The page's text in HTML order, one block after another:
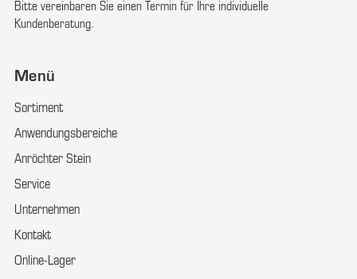
Bitte vereinbaren Sie einen Termin für Ihre individuelle
Kundenberatung.
Menü
Sortiment
Anwendungsbereiche
Anröchter Stein
Service
Unternehmen
Kontakt
Online-Lager